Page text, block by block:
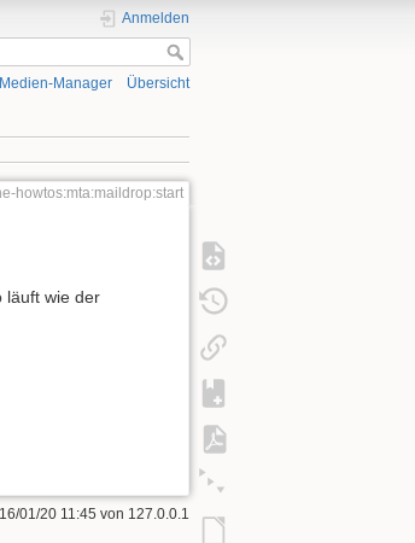
Anmelden
Medien-Manager Übersicht
howtos:mta:maildrop:start
läuft wie der
01/20 11:45 von 127.0.0.1